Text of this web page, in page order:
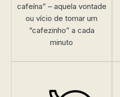
cafeína” – aquela vontade
ou vício de tomar um
“cafezinho” a cada
minuto